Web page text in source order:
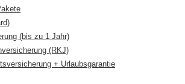
(bis zu 1 Jahr)
(RKJ)
+ Urlaubsgarantie